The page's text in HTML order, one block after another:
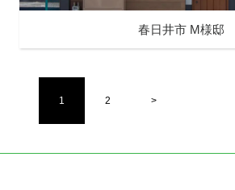
春日井市 M様邸
1 2 >